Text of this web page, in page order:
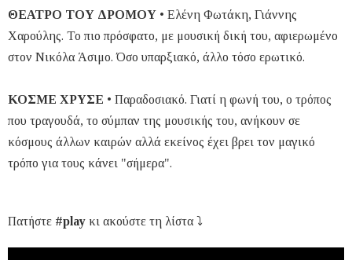
ΘΕΑΤΡΟ ΤΟΥ ΔΡΟΜΟΥ • Ελένη Φωτάκη, Γιάννης
Χαρούλης. Το πιο πρόσφατο, με μουσική δική του, αφιερωμένο
στον Νικόλα Άσιμο. Όσο υπαρξιακό, άλλο τόσο ερωτικό.
ΚΟΣΜΕ ΧΡΥΣΕ • Παραδοσιακό. Γιατί η φωνή του, ο τρόπος
που τραγουδά, το σύμπαν της μουσικής του, ανήκουν σε
κόσμους άλλων καιρών αλλά εκείνος έχει βρει τον μαγικό
τρόπο για τους κάνει "σήμερα".
Πατήστε #play κι ακούστε τη λίστα ⤵